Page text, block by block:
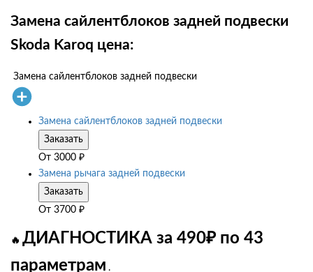
Замена сайлентблоков задней подвески
Skoda Karoq цена:
Замена сайлентблоков задней подвески
Замена сайлентблоков задней подвески
Заказать
От 3000 ₽
Замена рычага задней подвески
Заказать
От 3700 ₽
🔥 ДИАГНОСТИКА за 490₽ по 43
параметрам .